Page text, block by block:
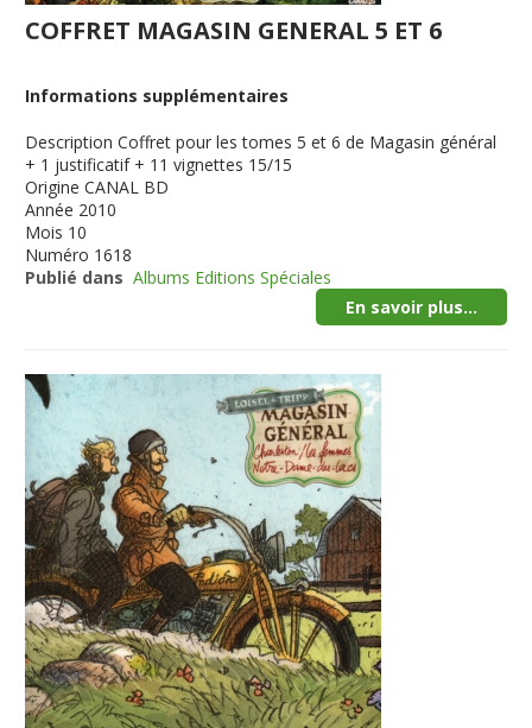
COFFRET MAGASIN GENERAL 5 ET 6
Informations supplémentaires
Description Coffret pour les tomes 5 et 6 de Magasin général
+ 1 justificatif + 11 vignettes 15/15
Origine CANAL BD
Année 2010
Mois 10
Numéro 1618
Publié dans Albums Editions Spéciales
En savoir plus...